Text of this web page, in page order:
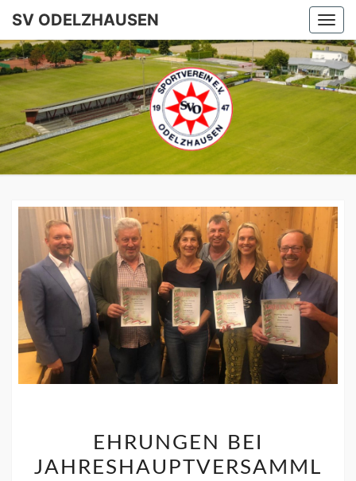
SV ODELZHAUSEN
SV
EHRUNGEN BEI
JAHRESHAUPTVERSAMML